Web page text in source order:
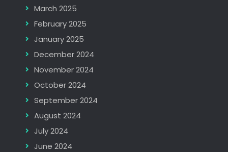
March 2025
February 2025
January 2025
December 2024
November 2024
October 2024
September 2024
August 2024
July 2024
June 2024